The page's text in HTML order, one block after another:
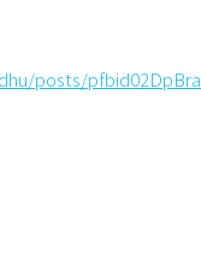
posts/